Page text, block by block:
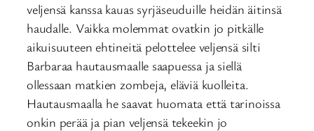
veljensä kanssa kauas syrjäseuduille heidän äitinsä
haudalle. Vaikka molemmat ovatkin jo pitkälle
aikuisuuteen ehtineitä pelottelee veljensä silti
Barbaraa hautausmaalle saapuessa ja siellä
ollessaan matkien zombeja, eläviä kuolleita.
Hautausmaalla he saavat huomata että tarinoissa
onkin perää ja pian veljensä tekeekin jo